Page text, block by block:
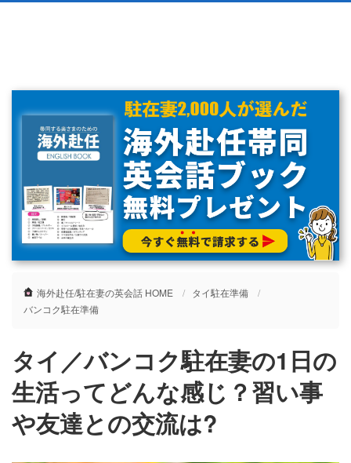
海外赴任/駐在妻の英会話 HOME
タイ駐在準備
バンコク駐在準備
タイ／バンコク駐在妻の1日の
生活ってどんな感じ？習い事
や友達との交流は?